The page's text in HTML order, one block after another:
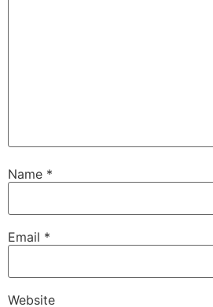
Name *
Email *
Website